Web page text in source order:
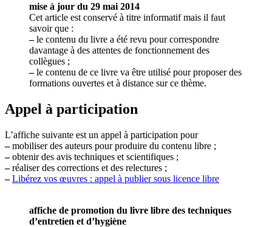
mise à jour du 29 mai 2014
Cet article est conservé à titre informatif mais il faut
savoir que :
–le contenu du livre a été revu pour correspondre
davantage à des attentes de fonctionnement des
collègues ;
–le contenu de ce livre va être utilisé pour proposer des
formations ouvertes et à distance sur ce thème.
Appel à participation
L’affiche suivante est un appel à participation pour
–mobiliser des auteurs pour produire du contenu libre ;
–obtenir des avis techniques et scientifiques ;
–réaliser des corrections et des relectures ;
– Libérez vos œuvres : appel à publier sous licence libre
affiche de promotion du livre libre des techniques
d’entretien et d’hygiène